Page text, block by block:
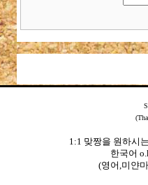
1:1 맞짱을 원하시
한국어
(영어,미얀